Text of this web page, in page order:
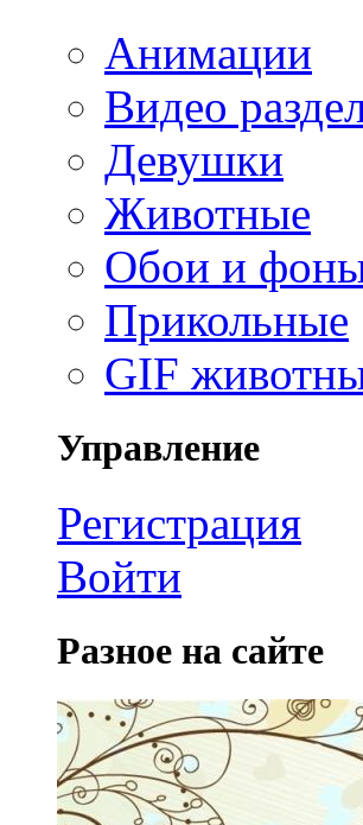
Анимации
Видео
Девушки
Животные
Обои и
Прикольные
GIF
Управление
Регистрация
Войти
Разное на сайте